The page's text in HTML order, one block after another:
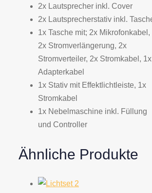
2x Lautsprecher inkl. Cover
2x Lautsprecherstativ inkl.
1x Tasche mit; 2x Mikrofonkabel,
2x Stromverlängerung, 2x
Stromverteiler, 2x Stromkabel, 1x
Adapterkabel
1x Stativ mit Effektlichtleiste, 1x
Stromkabel
1x Nebelmaschine inkl. Füllung
und Controller
Ähnliche Produkte